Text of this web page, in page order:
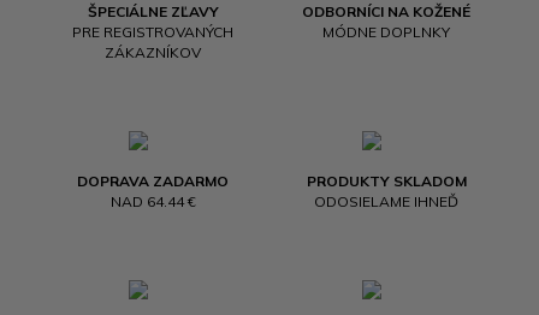
ŠPECIÁLNE ZĽAVY
PRE REGISTROVANÝCH
ZÁKAZNÍKOV
ODBORNÍCI NA KOŽENÉ
MÓDNE DOPLNKY
DOPRAVA ZADARMO
NAD 64.44 €
PRODUKTY SKLADOM
ODOSIELAME IHNEĎ